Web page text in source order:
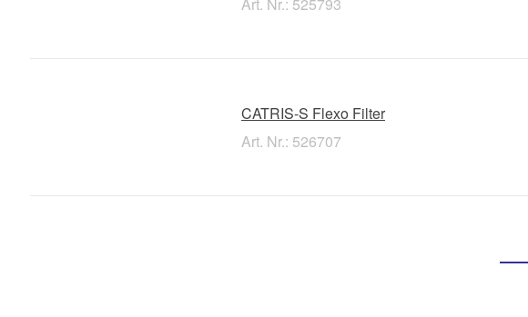
CATRIS-S Flexo Filter
Art. Nr.: 526707